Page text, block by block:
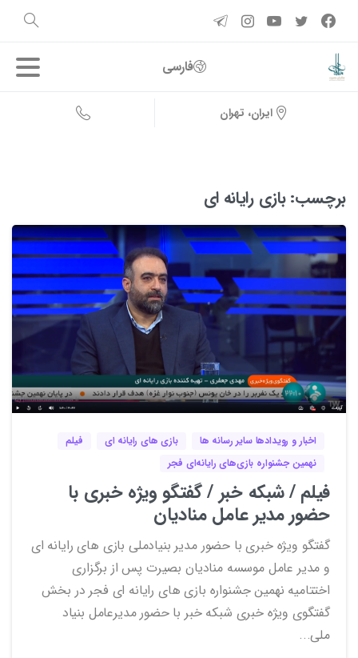
فارسی
ایران، تهران
برچسب:بازی رایانه ای
34
اخبار و رویدادها سایر رسانه ها بازی های رایانه ای
فیلم
نهمین جشنواره بازی‌های رایانه‌ای فجر
فیلم / شبکه خبر / گفتگو ویژه خبری با
حضور مدیر عامل منادیان
گفتگو ویژه خبری با حضور مدیر بنیادملی بازی های رایانه ای
و مدیر عامل موسسه منادیان بصیرت پس از برگزاری
اختتامیه نهمین جشنواره بازی های رایانه ای فجر در بخش
گفتگوی ویژه خبری شبکه خبر با حضور مدیرعامل بنیاد
ملی...